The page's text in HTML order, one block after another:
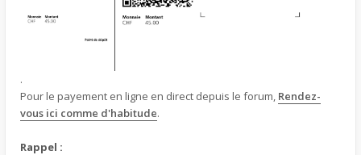
.
Pour le payement en ligne en direct depuis le forum, Rendez-
vous ici comme d'habitude.
Rappel :